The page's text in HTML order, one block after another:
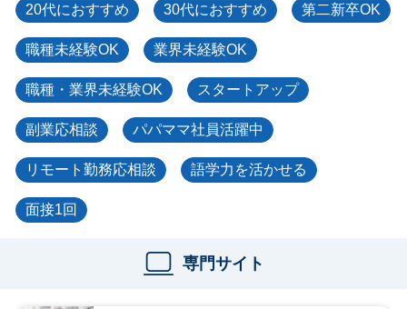
20代におすすめ 30代におすすめ 第二新卒OK
職種未経験OK 業界未経験OK
職種・業界未経験OK スタートアップ
副業応相談 パパママ社員活躍中
リモート勤務応相談 語学力を活かせる
面接1回
専門サイト